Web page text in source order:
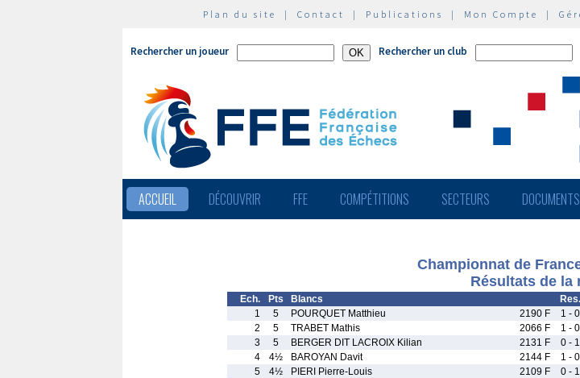
Plan du site | Contact | Publications | Mon Compte |
Rechercher un joueur Rechercher un club
ACCUEIL DÉCOUVRIR FFE COMPÉTITIONS SECTEURS DOCUMENTS
Championnat de
Résultats de la
Ech. Pts Blancs Res.
1
5 POURQUET Matthieu 2190 F 1 - 0
2
5 TRABET Mathis 2066 F 1 - 0
3
5 BERGER DIT LACROIX Kilian 2131 F 0 - 1
4
4½ BAROYAN Davit 2144 F 1 - 0
5
4½ PIERI Pierre-Louis 2109 F 0 - 1